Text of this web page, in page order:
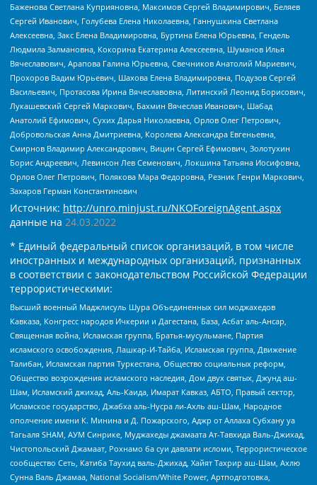
Баженова Светлана Куприяновна, Максимов Сергей Владимирович, Беляев
Сергей Иванович, Голубева Елена Николаевна, Ганнушкина Светлана
Алексеевна, Закс Елена Владимировна, Буртина Елена Юрьевна, Гендель
Людмила Залмановна, Кокорина Екатерина Алексеевна, Шуманов Илья
Вячеславович, Арапова Галина Юрьевна, Свечников Анатолий Мариевич,
Прохоров Вадим Юрьевич, Шахова Елена Владимировна, Подузов Сергей
Васильевич, Протасова Ирина Вячеславовна, Литинский Леонид Борисович,
Лукашевский Сергей Маркович, Бахмин Вячеслав Иванович, Шабад
Анатолий Ефимович, Сухих Дарья Николаевна, Орлов Олег Петрович,
Добровольская Анна Дмитриевна, Королева Александра Евгеньевна,
Смирнов Владимир Александрович, Вицин Сергей Ефимович, Золотухин
Борис Андреевич, Левинсон Лев Семенович, Локшина Татьяна Иосифовна,
Орлов Олег Петрович, Полякова Мара Федоровна, Резник Генри Маркович,
Захаров Герман Константинович
Источник: http://unro.minjust.ru/NKOForeignAgent.aspx
данные на 24.03.2022
* Единый федеральный список организаций, в том числе
иностранных и международных организаций, признанных
в соответствии с законодательством Российской Федерации
террористическими:
Высший военный Маджлисуль Шура Объединенных сил моджахедов
Кавказа, Конгресс народов Ичкерии и Дагестана, База, Асбат аль-Ансар,
Священная война, Исламская группа, Братья-мусульмане, Партия
исламского освобождения, Лашкар-И-Тайба, Исламская группа, Движение
Талибан, Исламская партия Туркестана, Общество социальных реформ,
Общество возрождения исламского наследия, Дом двух святых, Джунд аш-
Шам, Исламский джихад, Аль-Каида, Имарат Кавказ, АБТО, Правый сектор,
Исламское государство, Джабха аль-Нусра ли-Ахль аш-Шам, Народное
ополчение имени К. Минина и Д. Пожарского, Аджр от Аллаха Субхану уа
Тагьаля SHAM, АУМ Синрике, Муджахеды джамаата Ат-Тавхида Валь-Джихад,
Чистопольский Джамаат, Рохнамо ба суи давлати исломи, Террористическое
сообщество Сеть, Катиба Таухид валь-Джихад, Хайят Тахрир аш-Шам, Ахлю
Сунна Валь Джамаа, National Socialism/White Power, Артподготовка,